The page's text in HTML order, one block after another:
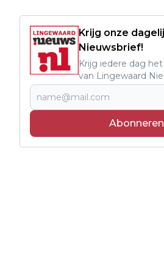
Krijg onze
Nieuwsbrief!
Krijg iedere dag
van Lingewaard
Abonneren